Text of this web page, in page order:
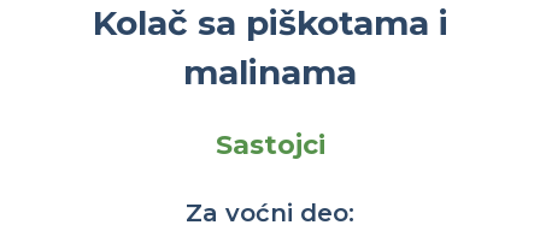
Kolač sa piškotama i
malinama
Sastojci
Za voćni deo: